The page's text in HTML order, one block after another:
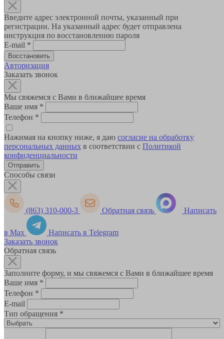
Введите адрес электронной почты, указанный при
регистрации. На указанный адрес будет отправлена
инструкция по восстановлению пароля
E-mail *
Авторизация
Заказать звонок
Мы свяжемся с Вами в ближайшее время
Ваше имя *
Телефон *
Нажимая на кнопку ниже, я даю согласие на обработку
персональных данных в соответствии с Политикой
конфиденциальности
Способы связи
(863) 310-000-3 Обратная связь Написать
в Max
Написать в Telegram
Заказать звонок
Обратная связь
Заполните форму, и мы свяжемся с Вами в ближайшее время
Ваше имя *
Телефон *
E-mail
Тип обращения *